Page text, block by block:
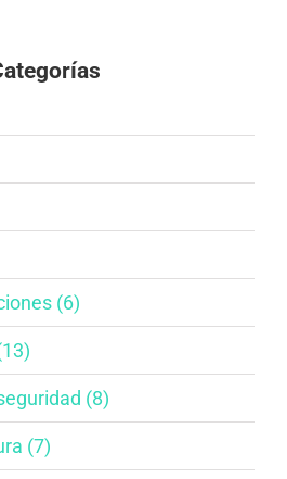
(6)
(8)
(7)